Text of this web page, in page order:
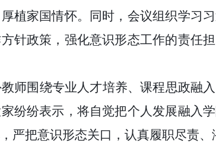
植家国情怀。同时，会议组织学习
针政策，强化意识形态工作的责任
师围绕专业人才培养、课程思政融
纷纷表示，将自觉把个人发展融入
严把意识形态关口，认真履职尽责、